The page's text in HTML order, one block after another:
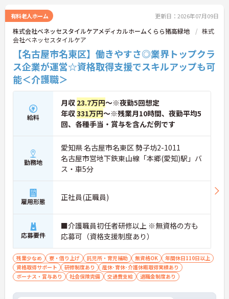
詳細をお話ししますのでお気軽にご相談ください！
有料老人ホーム 更新日：2026年07月09日
株式会社ベネッセスタイルケアメディカルホームくらら猪高緑地
株式
会社ベネッセスタイルケア
【名古屋市名東区】働きやすさ◎業界トップクラ
ス企業が運営☆資格取得支援でスキルアップも可
能＜介護職＞
給料
月収 23.7万円～※夜勤5回想定
年収331万円～※残業月10時間、夜勤平均5
回、各種手当・賞与を含んだ例です
勤務地
愛知県 名古屋市名東区 勢子坊2-1011
名古屋市営地下鉄東山線「本郷(愛知)駅」バ
ス・車5分
雇用形態 正社員(正職員)
応募要件
■介護職員初任者研修以上 ※無資格の方も
応募可（資格支援制度あり）
残業少なめ 寮・借り上げ 託児所・育児補助 無資格OK
年間休日110日以上
資格取得サポート
研修制度あり
産休･育休･介護休暇取得実績あり
ボーナス・賞与あり
社会保険完備 交通費支給 退職金制度あり